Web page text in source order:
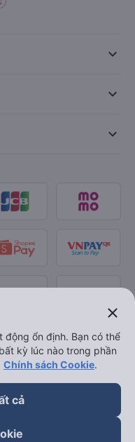
keyboard_arrow_down
keyboard_arrow_down
keyboard_arrow_down
close
động ổn định. Bạn có thể
kỳ lúc nào trong phần
Chính sách Cookie.
cả